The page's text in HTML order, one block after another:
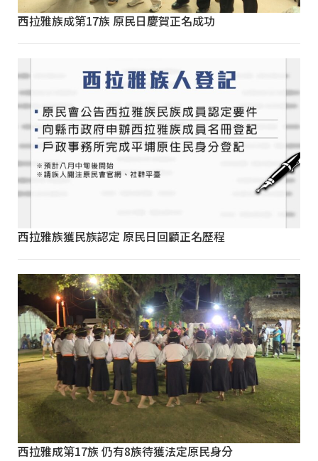
西拉雅族成第17族 原民日慶賀正名成功
西拉雅族獲民族認定 原民日回顧正名歷程
西拉雅成第17族 仍有8族待獲法定原民身分